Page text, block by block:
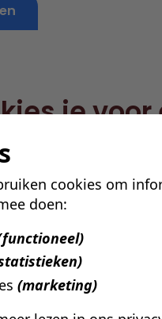
cookies om
doen:
(marketing)
je voor
is ideaal wanneer:
zit
moet worden
beschikbaar is
kan direct starten en is